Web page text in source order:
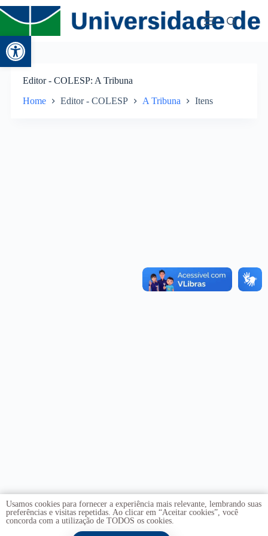
Abrir a barra de ferramentas
Editor - COLESP A Tribuna
Home Editor - COLESP A Tribuna Itens
Usamos cookies para fornecer a experiência mais relevante, lembrando suas
preferências e visitas repetidas. Ao clicar em “Aceitar cookies”, você
concorda com a utilização de TODOS os cookies.